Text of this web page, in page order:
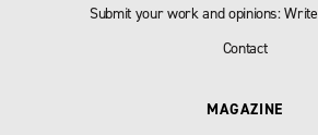
Submit your work and opinions:
Contact
MAGAZINE